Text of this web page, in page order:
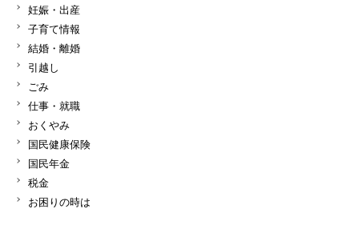
妊娠・出産
子育て情報
結婚・離婚
引越し
ごみ
仕事・就職
おくやみ
国民健康保険
国民年金
税金
お困りの時は